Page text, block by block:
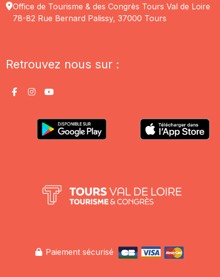
Office de Tourisme & des Congrès Tours Val de Loire
78-82 Rue Bernard Palissy, 37000 Tours
Retrouvez nous sur :
Paiement sécurisé